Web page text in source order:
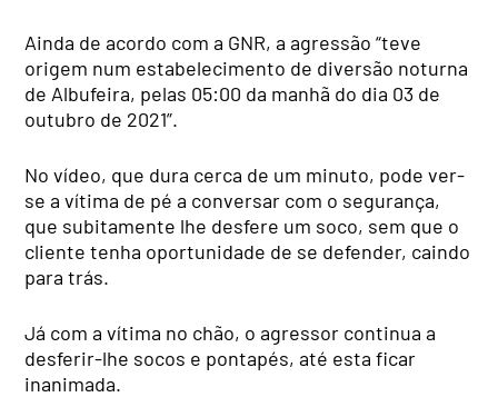
Ainda de acordo com a GNR, a agressão “teve
origem num estabelecimento de diversão noturna
de Albufeira, pelas 05:00 da manhã do dia 03 de
outubro de 2021”.
No vídeo, que dura cerca de um minuto, pode ver-
se a vítima de pé a conversar com o segurança,
que subitamente lhe desfere um soco, sem que o
cliente tenha oportunidade de se defender, caindo
para trás.
Já com a vítima no chão, o agressor continua a
desferir-lhe socos e pontapés, até esta ficar
inanimada.